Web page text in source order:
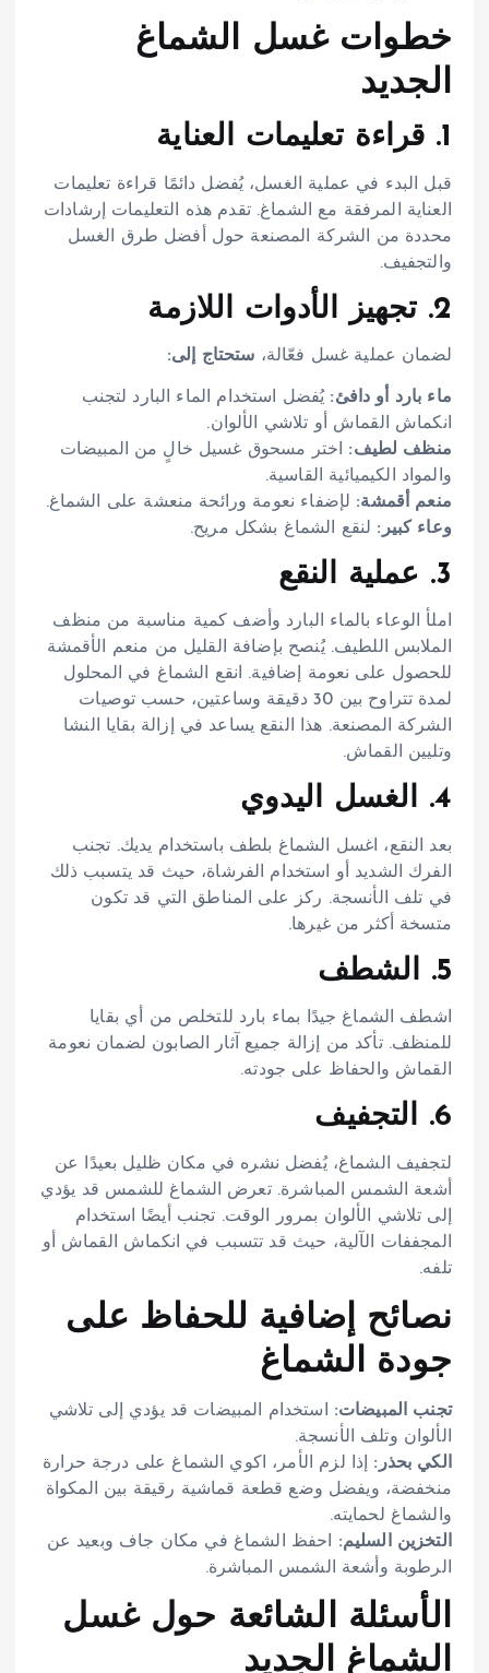
خطوات غسل الشماغ
الجديد
1. قراءة تعليمات العناية
قبل البدء في عملية الغسل، يُفضل دائمًا قراءة تعليمات
العناية المرفقة مع الشماغ. تقدم هذه التعليمات إرشادات
محددة من الشركة المصنعة حول أفضل طرق الغسل
والتجفيف.
2. تجهيز الأدوات اللازمة
لضمان عملية غسل فعّالة،ستحتاج إلى:
ماء بارد أو دافئ:يُفضل استخدام الماء البارد لتجنب
انكماش القماش أو تلاشي الألوان.
منظف لطيف:اختر مسحوق غسيل خالٍ من المبيضات
والمواد الكيميائية القاسية.
منعم أقمشة:لإضفاء نعومة ورائحة منعشة على الشماغ.
وعاء كبير: لنقع الشماغ بشكل مريح.
3. عملية النقع
املأ الوعاء بالماء البارد وأضف كمية مناسبة من منظف
الملابس اللطيف. يُنصح بإضافة القليل من منعم الأقمشة
للحصول على نعومة إضافية. انقع الشماغ في المحلول
لمدة تتراوح بين 30 دقيقة وساعتين، حسب توصيات
الشركة المصنعة. هذا النقع يساعد في إزالة بقايا النشا
وتليين القماش.
4. الغسل اليدوي
بعد النقع، اغسل الشماغ بلطف باستخدام يديك. تجنب
الفرك الشديد أو استخدام الفرشاة، حيث قد يتسبب ذلك
في تلف الأنسجة. ركز على المناطق التي قد تكون
متسخة أكثر من غيرها.
5. الشطف
اشطف الشماغ جيدًا بماء بارد للتخلص من أي بقايا
للمنظف. تأكد من إزالة جميع آثار الصابون لضمان نعومة
القماش والحفاظ على جودته.
6. التجفيف
لتجفيف الشماغ، يُفضل نشره في مكان ظليل بعيدًا عن
أشعة الشمس المباشرة. تعرض الشماغ للشمس قد يؤدي
إلى تلاشي الألوان بمرور الوقت. تجنب أيضًا استخدام
المجففات الآلية، حيث قد تتسبب في انكماش القماش أو
تلفه.
نصائح إضافية للحفاظ على
جودة الشماغ
تجنب المبيضات:استخدام المبيضات قد يؤدي إلى تلاشي
الألوان وتلف الأنسجة.
الكي بحذر: إذا لزم الأمر، اكوي الشماغ على درجة حرارة
منخفضة، ويفضل وضع قطعة قماشية رقيقة بين المكواة
والشماغ لحمايته.
التخزين السليم:احفظ الشماغ في مكان جاف وبعيد عن
الرطوبة وأشعة الشمس المباشرة.
الأسئلة الشائعة حول غسل
الشماغ الجديد